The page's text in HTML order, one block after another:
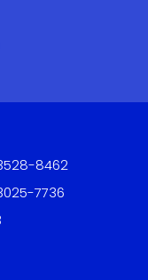
8462
7736